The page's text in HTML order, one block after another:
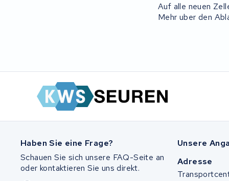
Auf alle neuen
Mehr uber den
Haben Sie eine Frage?
Schauen Sie sich unsere FAQ-Seite an
oder kontaktieren Sie uns direkt.
Unsere
Adresse